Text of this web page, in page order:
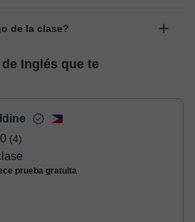
formativo con muchas
textos a tiempo real. En el siguiente
del aula y conocerla:
de la clase?
mediante nuestro TPV virtual.
efectuar el pago:
la clase, recibirás un e-mail de
Inglés que te
(4)
prueba gratuita